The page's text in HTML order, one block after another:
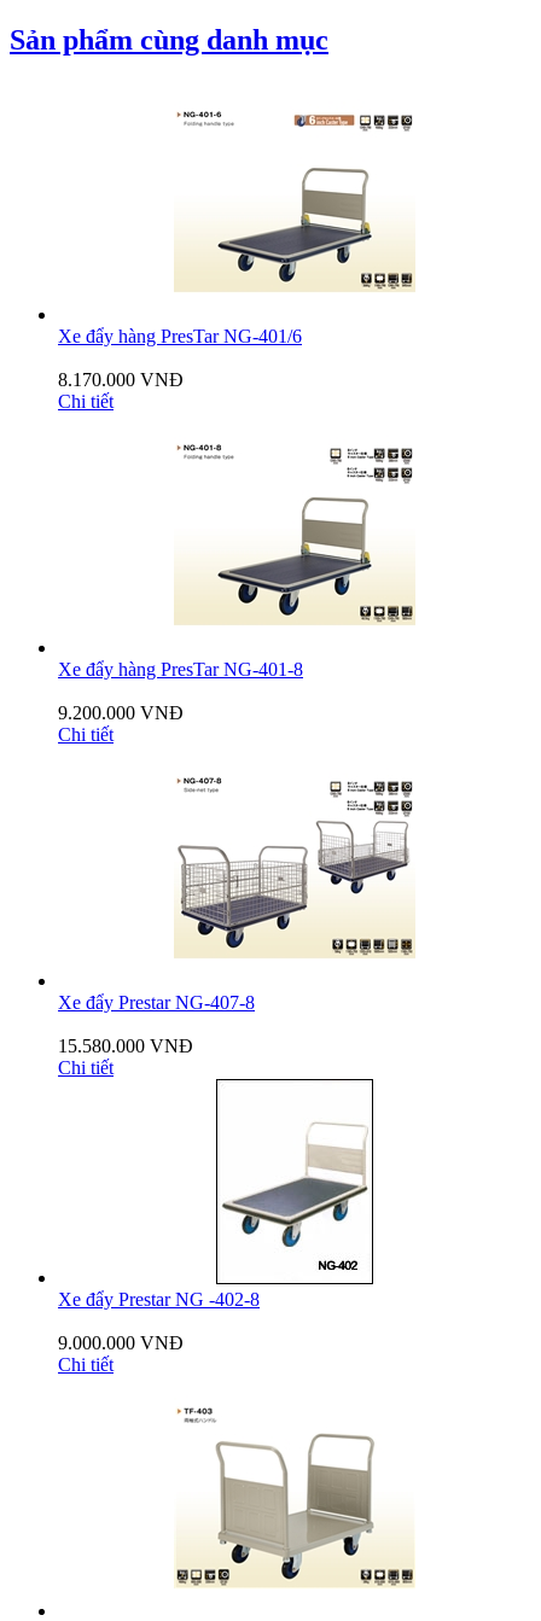
Sản phẩm cùng danh mục
Xe đẩy hàng PresTar NG-401/6
8.170.000 VNĐ
Chi tiết
Xe đẩy hàng PresTar NG-401-8
9.200.000 VNĐ
Chi tiết
Xe đẩy Prestar NG-407-8
15.580.000 VNĐ
Chi tiết
Xe đẩy Prestar NG -402-8
9.000.000 VNĐ
Chi tiết